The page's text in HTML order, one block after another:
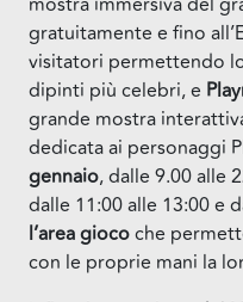
gratuitamente e fino
visitatori permettendo
dipinti più celebri, e
grande mostra
dedicata ai personaggi
gennaio, dalle 9.00 alle
dalle 11:00 alle 13:00 e
l’area giocoche
con le proprie mani la